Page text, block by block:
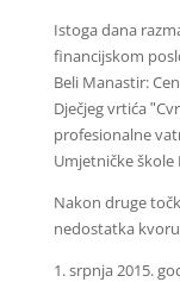
Istoga dana
financijskom
Beli Manastir:
Dječjeg vrtića
profesionalne
Umjetničke škole
Nakon druge
nedostatka
1. srpnja 2015.